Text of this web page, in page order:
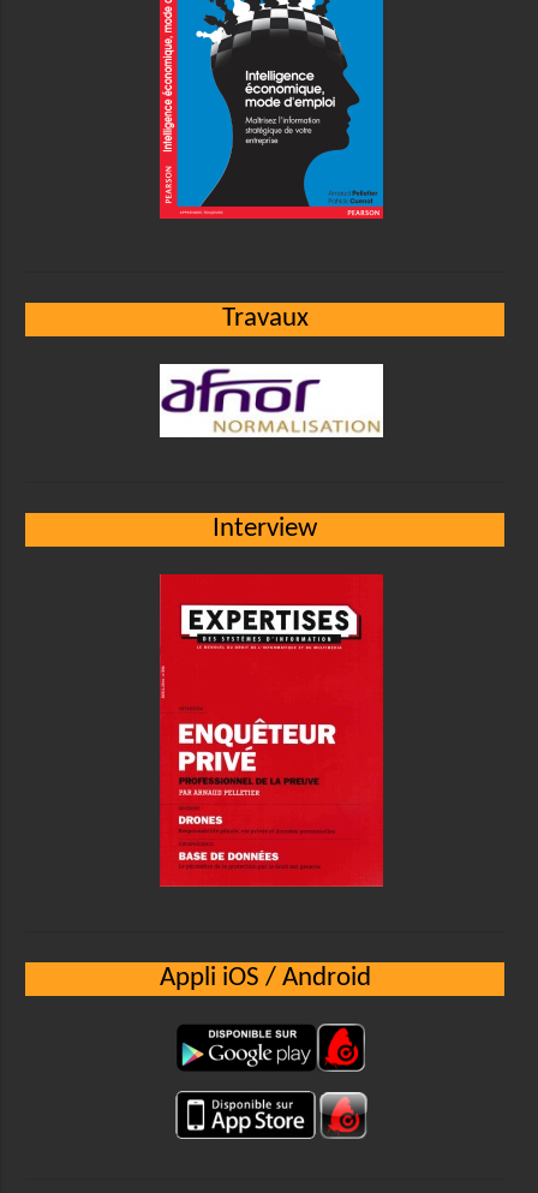
Travaux
Interview
Appli iOS / Android